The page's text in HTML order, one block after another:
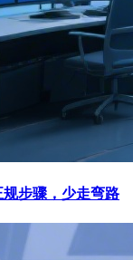
步骤，少走弯路